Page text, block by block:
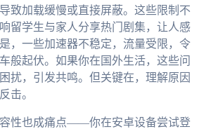
致加载缓慢或直接屏蔽。这些限制不
留学生与家人分享热门剧集，让人感
，一些加速器不稳定，流量受限，令
般起伏。如果你在国外生活，这些问
扰，引发共鸣。但关键在，理解原因
击。
性也成痛点——你在安卓设备尝试登